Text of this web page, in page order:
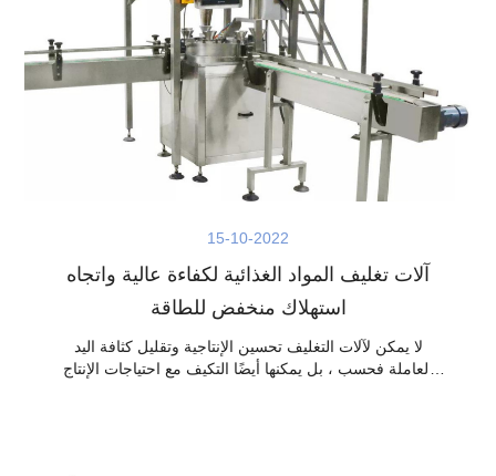
15-10-2022
آلات تغليف المواد الغذائية لكفاءة عالية واتجاه
استهلاك منخفض للطاقة
لا يمكن لآلات التغليف تحسين الإنتاجية وتقليل كثافة اليد
العاملة فحسب ، بل يمكنها أيضًا التكيف مع احتياجات الإنتاج